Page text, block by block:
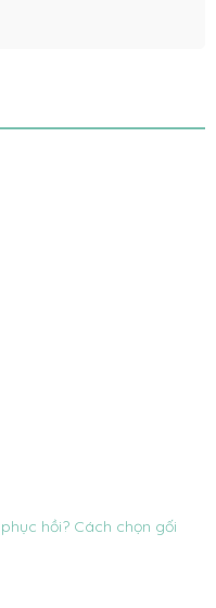
hồi? Cách chọn gối